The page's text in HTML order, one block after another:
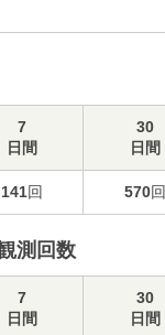
7
日間
30
日間
141回 570回
測回数
7
日間
30
日間